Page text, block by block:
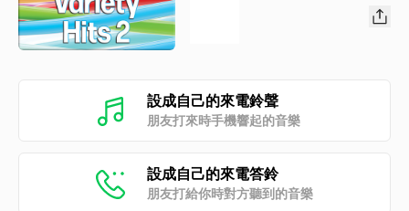
設成自己的來電鈴聲
朋友打來時手機響起的音樂
設成自己的來電答鈴
朋友打給你時對方聽到的音樂